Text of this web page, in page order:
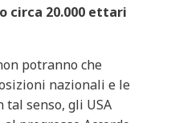
circa 20.000 ettari
potranno che
nazionali e le
senso, gli USA